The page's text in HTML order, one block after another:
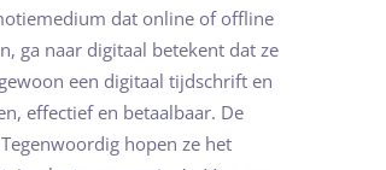
dat online of offline
ga naar digitaal betekent dat ze
een digitaal tijdschrift en
effectief en betaalbaar. De
hopen ze het